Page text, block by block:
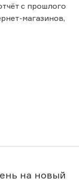
с прошлого
магазинов,
на новый